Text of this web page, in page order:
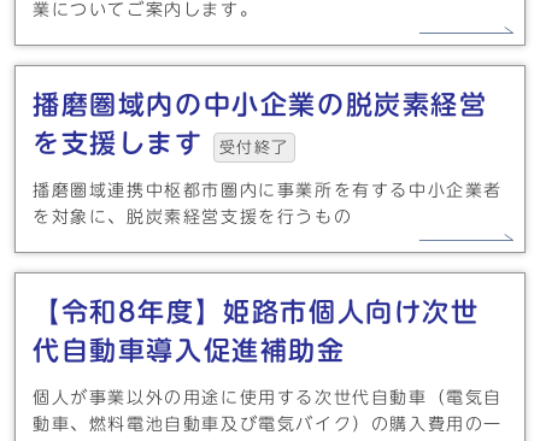
業についてご案内します。
播磨圏域内の中小企業の脱炭素経営
を支援します
受付終了
播磨圏域連携中枢都市圏内に事業所を有する中小企業者
を対象に、脱炭素経営支援を行うもの
【令和8年度】姫路市個人向け次世
代自動車導入促進補助金
個人が事業以外の用途に使用する次世代自動車（電気自
動車、燃料電池自動車及び電気バイク）の購入費用の一